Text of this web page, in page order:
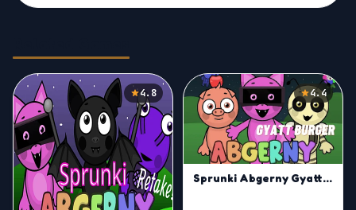
4.8 4.4
Sprunki Abgerny Gyatt Burger | Mix Sprunki Beats Now